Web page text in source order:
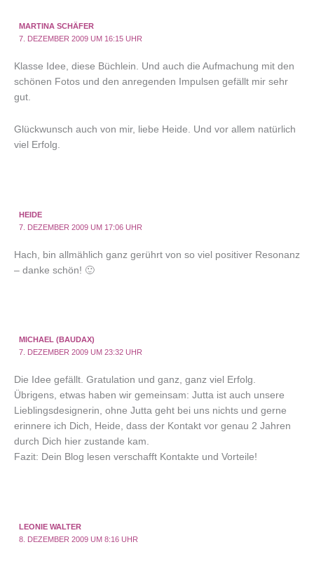
MARTINA SCHÄFER
7. DEZEMBER 2009 UM 16:15 UHR
Klasse Idee, diese Büchlein. Und auch die Aufmachung mit den
schönen Fotos und den anregenden Impulsen gefällt mir sehr
gut.
Glückwunsch auch von mir, liebe Heide. Und vor allem natürlich
viel Erfolg.
HEIDE
7. DEZEMBER 2009 UM 17:06 UHR
Hach, bin allmählich ganz gerührt von so viel positiver Resonanz
– danke schön! 🙂
MICHAEL (BAUDAX)
7. DEZEMBER 2009 UM 23:32 UHR
Die Idee gefällt. Gratulation und ganz, ganz viel Erfolg.
Übrigens, etwas haben wir gemeinsam: Jutta ist auch unsere
Lieblingsdesignerin, ohne Jutta geht bei uns nichts und gerne
erinnere ich Dich, Heide, dass der Kontakt vor genau 2 Jahren
durch Dich hier zustande kam.
Fazit: Dein Blog lesen verschafft Kontakte und Vorteile!
LEONIE WALTER
8. DEZEMBER 2009 UM 8:16 UHR